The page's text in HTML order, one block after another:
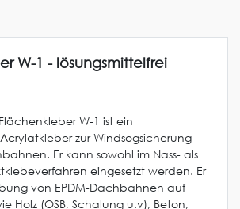
W-1 - lösungsmittelfrei
W-1 ist ein
zur Windsogsicherung
Er kann sowohl im Nass- als
eingesetzt werden. Er
von EPDM-Dachbahnen auf
Holz (OSB, Schalung u.v), Beton,